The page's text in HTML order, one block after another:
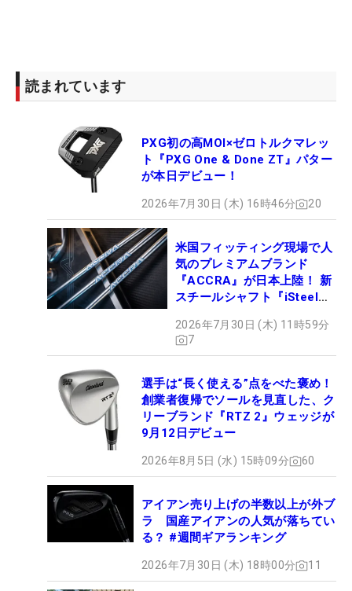
読まれています
PXG初の高MOI×ゼロトルクマレッ
ト『PXG One & Done ZT』パター
が本日デビュー！
2026年7月30日 (木) 16時46分 20
米国フィッティング現場で人
気のプレミアムブランド
『ACCRA』が日本上陸！ 新
スチールシャフト『iSteel
2026年7月30日 (木) 11時59分
7
選手は“長く使える”点をべた褒め！
創業者復帰でソールを見直した、ク
リーブランド『RTZ 2』ウェッジが
9月12日デビュー
2026年8月5日 (水) 15時09分 60
アイアン売り上げの半数以上が外ブ
ラ 国産アイアンの人気が落ちてい
る？ #週間ギアランキング
2026年7月30日 (木) 18時00分 11